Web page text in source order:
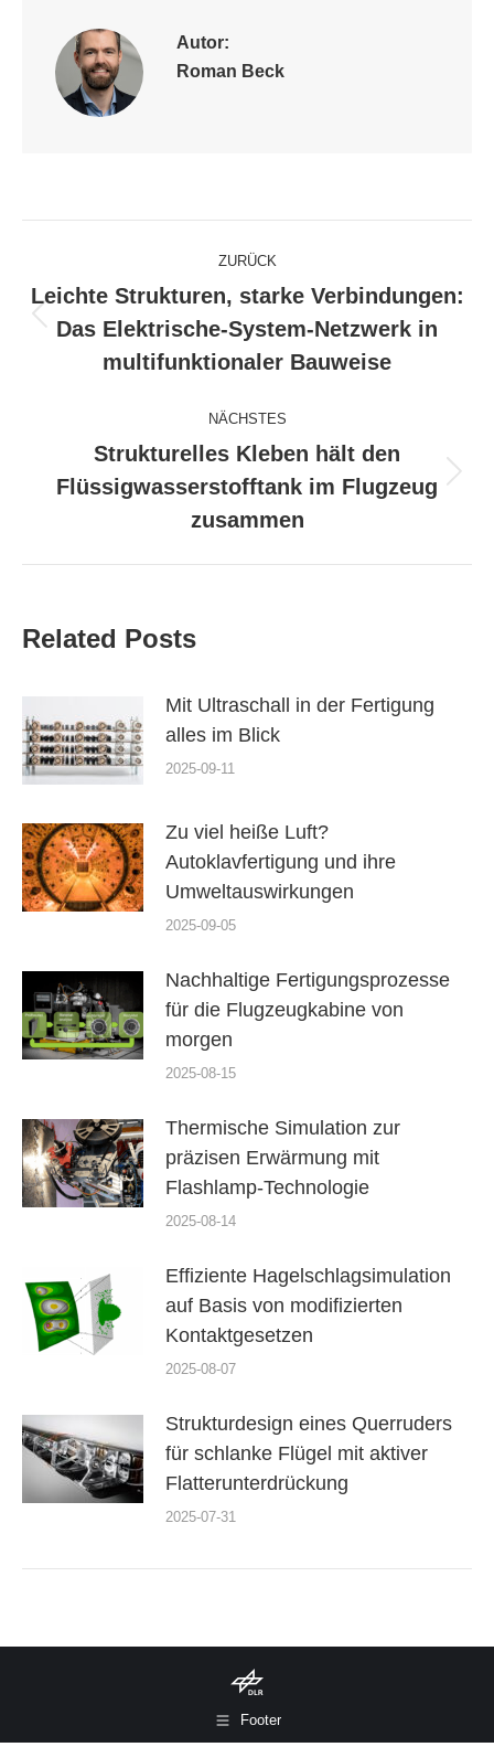
Autor:
Roman Beck
Kommentarnavigation
ZURÜCK
Vorheriger
Beitrag:
Leichte Strukturen, starke Verbindungen:
Das Elektrische-System-Netzwerk in
multifunktionaler Bauweise
NÄCHSTES
Nächster
Beitrag:
Strukturelles Kleben hält den
Flüssigwasserstofftank im Flugzeug
zusammen
Related Posts
Mit Ultraschall in der Fertigung
alles im Blick
2025-09-11
Zu viel heiße Luft?
Autoklavfertigung und ihre
Umweltauswirkungen
2025-09-05
Nachhaltige Fertigungsprozesse
für die Flugzeugkabine von
morgen
2025-08-15
Thermische Simulation zur
präzisen Erwärmung mit
Flashlamp-Technologie
2025-08-14
Effiziente Hagelschlagsimulation
auf Basis von modifizierten
Kontaktgesetzen
2025-08-07
Strukturdesign eines Querruders
für schlanke Flügel mit aktiver
Flatterunterdrückung
2025-07-31
Footer